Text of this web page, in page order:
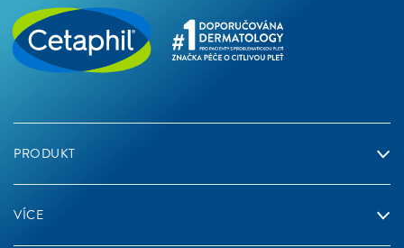
Hydratační Přípraveky
Typ Pleti
PRODUKT
VÍCE